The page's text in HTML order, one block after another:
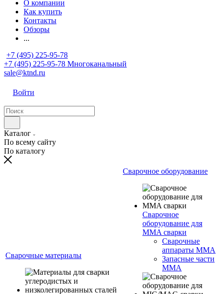
О компании
Как купить
Контакты
Обзоры
...
+7 (495) 225-95-78
+7 (495) 225-95-78 Многоканальный
sale@ktnd.ru
Войти
Каталог
По всему сайту
По каталогу
Сварочные материалы
Сварочное оборудование
Сварочное
оборудование для
MMA сварки
Сварочные
аппараты MMA
Запасные части
MMA